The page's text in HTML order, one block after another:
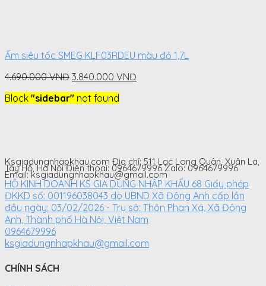
Ấm siêu tốc SMEG KLF03RDEU màu đỏ 1,7L
4.690.000VNĐ Original
was:
3.840.000 VNĐ
Block "sidebar" not found
Ksgiadungnhapkhau.com Địa chỉ: 511 Lạc Long Quân, Xuân La,
Tây Hồ, Hà Nội Điện thoại: 0964679996 Zalo: 0964679996
Email: ksgiadungnhapkhau@gmail.com
HỘ KINH DOANH KS GIA DỤNG NHẬP KHẨU 68 Giấy phép
ĐKKD số: 001196038043 do UBND Xã Đông Anh cấp lần
đầu ngày: 03/02/2026 - Trụ sở: Thôn Phan Xá, Xã Đông
Anh, Thành phố Hà Nội, Việt Nam
0964679996
ksgiadungnhapkhau@gmail.com
CHÍNH SÁCH